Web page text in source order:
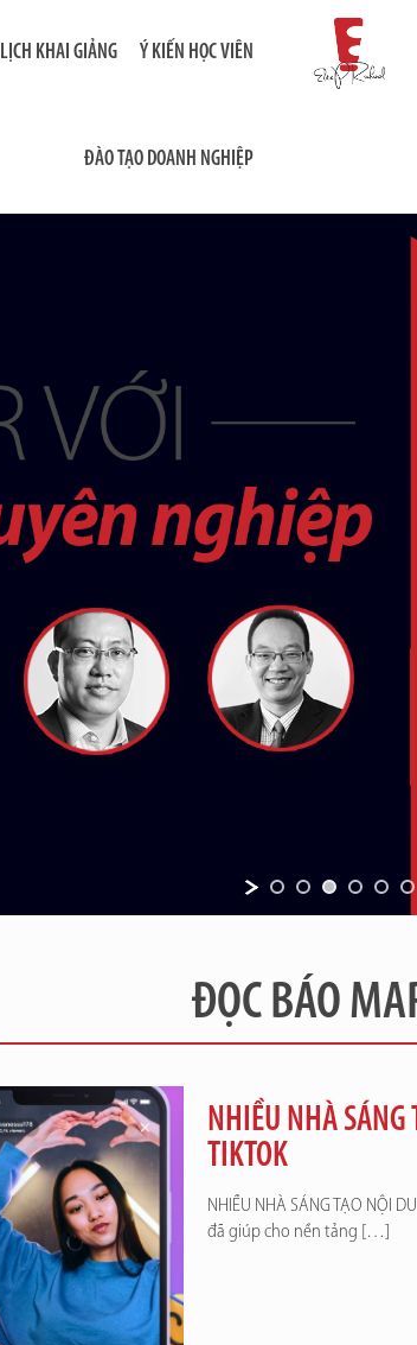
LỊCH KHAI GIẢNG Ý KIẾN HỌC VIÊN
ĐÀO TẠO DOANH NGHIỆP
ĐỌC BÁO
NHIỀU NHÀ SÁNG
TIKTOK
NHIỀU NHÀ SÁNG TẠO NỘI
đã giúp cho nền tảng […]